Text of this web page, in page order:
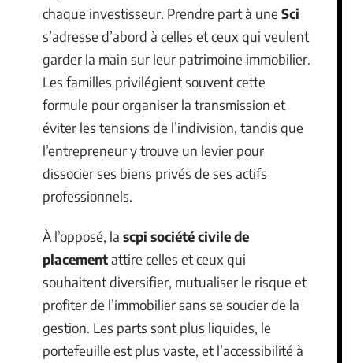
chaque investisseur. Prendre part à une Sci
s’adresse d’abord à celles et ceux qui veulent
garder la main sur leur patrimoine immobilier.
Les familles privilégient souvent cette
formule pour organiser la transmission et
éviter les tensions de l’indivision, tandis que
l’entrepreneur y trouve un levier pour
dissocier ses biens privés de ses actifs
professionnels.
À l’opposé, la scpi société civile de
placementattire celles et ceux qui
souhaitent diversifier, mutualiser le risque et
profiter de l’immobilier sans se soucier de la
gestion. Les parts sont plus liquides, le
portefeuille est plus vaste, et l’accessibilité à